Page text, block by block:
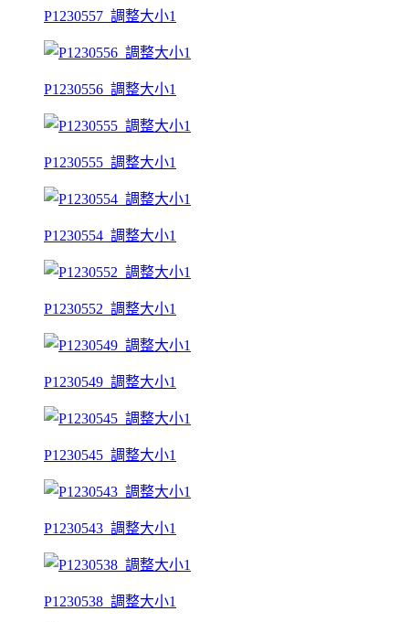
P1230557_調整大小1
P1230556_調整大小1
P1230555_調整大小1
P1230554_調整大小1
P1230552_調整大小1
P1230549_調整大小1
P1230545_調整大小1
P1230543_調整大小1
P1230538_調整大小1